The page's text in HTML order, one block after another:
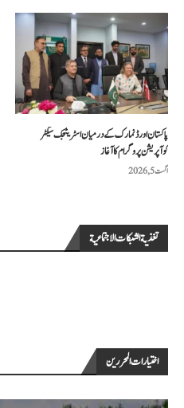
پاکستان اور ڈنمارک کے درمیان اسٹریٹجک سیکٹر
کوآپریشن پروگرام کا آغاز
اگست 5, 2026
تغذية الشبكات الاجتماعية
اختيارات المحررين